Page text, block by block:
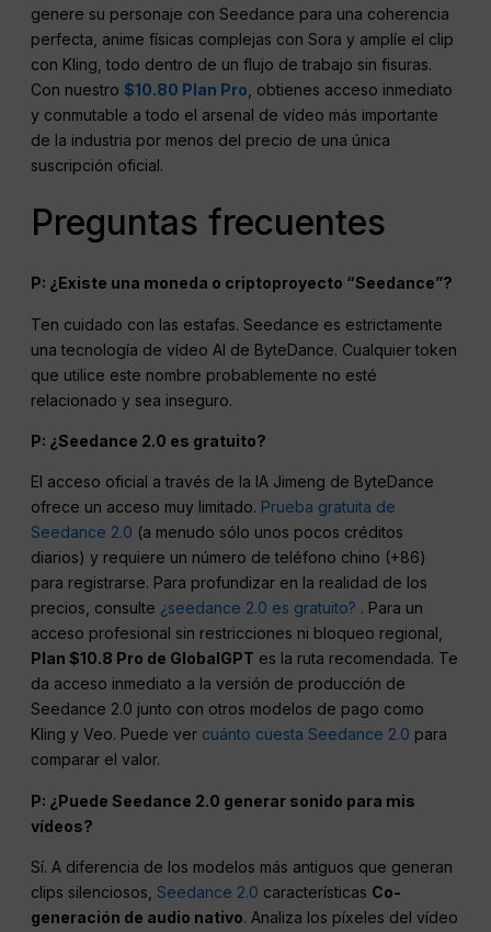
genere su personaje con Seedance para una coherencia
perfecta, anime físicas complejas con Sora y amplíe el clip
con Kling, todo dentro de un flujo de trabajo sin fisuras.
Con nuestro$10.80 Plan Pro , obtienes acceso inmediato
y conmutable a todo el arsenal de vídeo más importante
de la industria por menos del precio de una única
suscripción oficial.
Preguntas frecuentes
P: ¿Existe una moneda o criptoproyecto “Seedance”?
Ten cuidado con las estafas. Seedance es estrictamente
una tecnología de vídeo AI de ByteDance. Cualquier token
que utilice este nombre probablemente no esté
relacionado y sea inseguro.
P: ¿Seedance 2.0 es gratuito?
El acceso oficial a través de la IA Jimeng de ByteDance
ofrece un acceso muy limitado. Prueba gratuita de
Seedance 2.0 (a menudo sólo unos pocos créditos
diarios) y requiere un número de teléfono chino (+86)
para registrarse. Para profundizar en la realidad de los
precios, consulte ¿seedance 2.0 es gratuito? . Para un
acceso profesional sin restricciones ni bloqueo regional,
Plan $10.8 Pro de GlobalGPT es la ruta recomendada. Te
da acceso inmediato a la versión de producción de
Seedance 2.0 junto con otros modelos de pago como
Kling y Veo. Puede ver cuánto cuesta Seedance 2.0 para
comparar el valor.
P: ¿Puede Seedance 2.0 generar sonido para mis
vídeos?
Sí. A diferencia de los modelos más antiguos que generan
clips silenciosos,Seedance 2.0 características Co-
generación de audio nativo. Analiza los píxeles del vídeo